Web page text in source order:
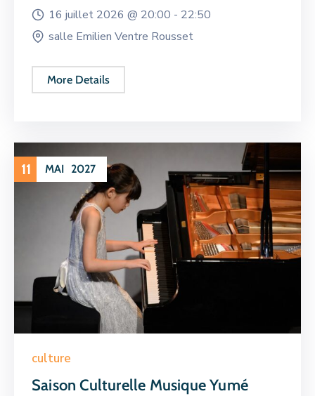
16 juillet 2026 @ 20:00 - 22:50
salle Emilien Ventre Rousset
More Details
11 MAI 2027
culture
Saison Culturelle Musique Yumé